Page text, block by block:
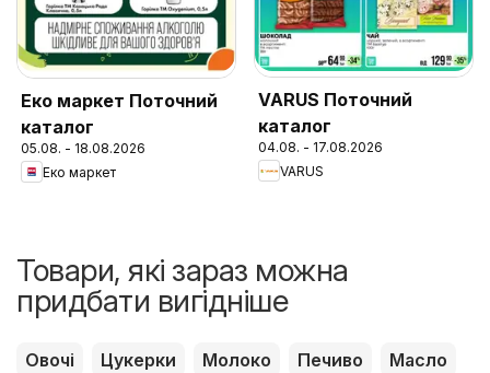
Еко маркет Поточний
каталог
05.08. - 18.08.2026
Еко маркет
VARUS Поточний
каталог
04.08. - 17.08.2026
VARUS
Товари, які зараз можна
придбати вигідніше
Овочі Цукерки Молоко Печиво
Масло